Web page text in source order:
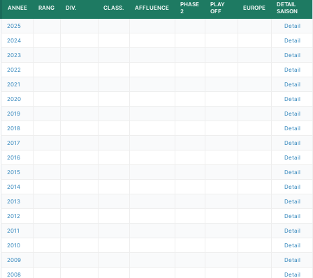
ANNEE RANG DIV. CLASS. AFFLUENCE
PHASE
2
PLAY
OFF
EUROPE
DETAIL
SAISON
2025 Detail
2024 Detail
2023 Detail
2022 Detail
2021 Detail
2020 Detail
2019 Detail
2018 Detail
2017 Detail
2016 Detail
2015 Detail
2014 Detail
2013 Detail
2012 Detail
2011 Detail
2010 Detail
2009 Detail
2008 Detail